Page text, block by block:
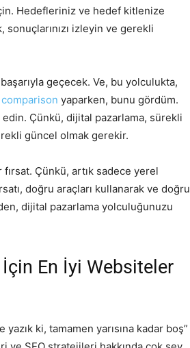
Hedefleriniz ve hedef kitlenize
izleyin ve gerekli
geçecek. Ve, bu yolculukta,
yaparken, bunu gördüm.
Çünkü, dijital pazarlama, sürekli
güncel olmak gerekir.
Çünkü, artık sadece yerel
doğru araçları kullanarak ve doğru
dijital pazarlama yolculuğunuzu
En İyi Websiteler
ki, tamamen yarısına kadar boş”